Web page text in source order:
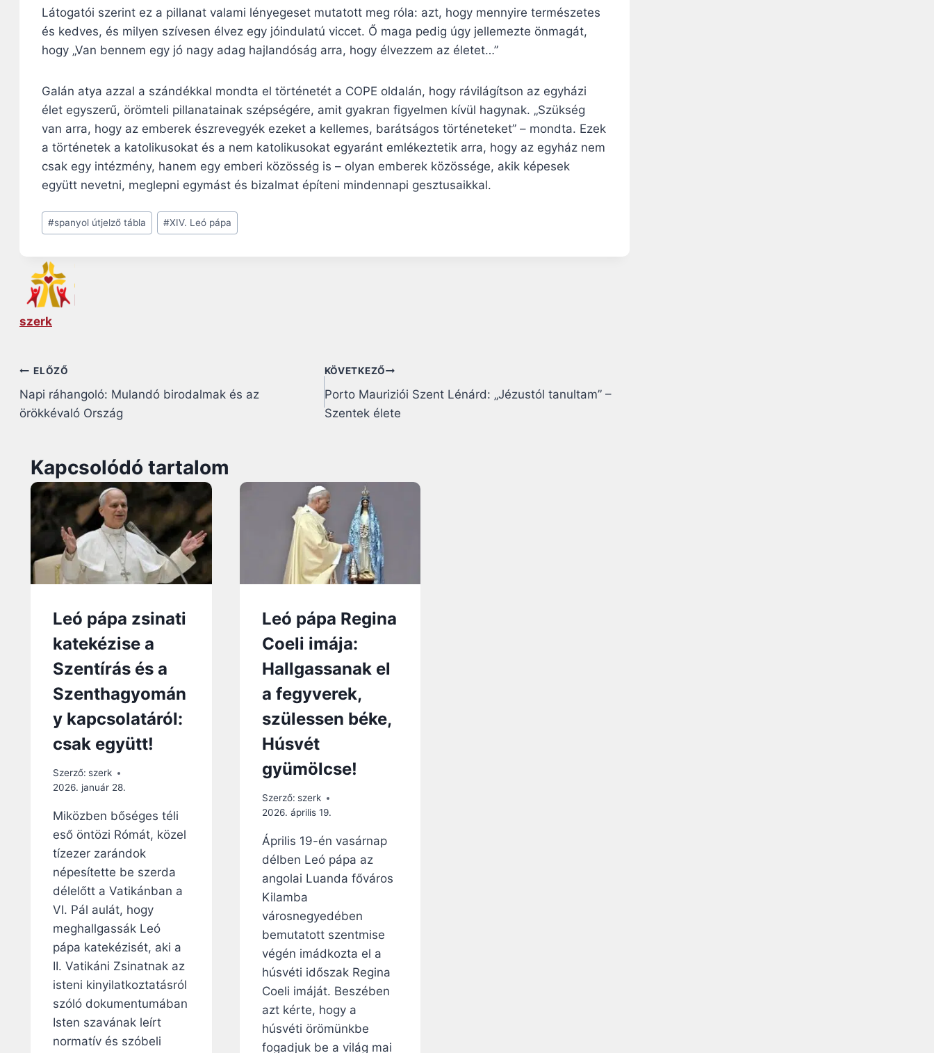
Látogatói szerint ez a pillanat valami lényegeset mutatott meg róla: azt, hogy mennyire természetes
és kedves, és milyen szívesen élvez egy jóindulatú viccet. Ő maga pedig úgy jellemezte önmagát,
hogy „Van bennem egy jó nagy adag hajlandóság arra, hogy élvezzem az életet…”
Galán atya azzal a szándékkal mondta el történetét a COPE oldalán, hogy rávilágítson az egyházi
élet egyszerű, örömteli pillanatainak szépségére, amit gyakran figyelmen kívül hagynak. „Szükség
van arra, hogy az emberek észrevegyék ezeket a kellemes, barátságos történeteket” – mondta. Ezek
a történetek a katolikusokat és a nem katolikusokat egyaránt emlékeztetik arra, hogy az egyház nem
csak egy intézmény, hanem egy emberi közösség is – olyan emberek közössége, akik képesek
együtt nevetni, meglepni egymást és bizalmat építeni mindennapi gesztusaikkal.
Post
Tags:
#spanyol útjelző tábla #XIV. Leó pápa
szerk
Bejegyzés
navigáció
ELŐZŐ
Napi ráhangoló: Mulandó birodalmak és az
örökkévaló Ország
KÖVETKEZŐ
Porto Mauriziói Szent Lénárd: „Jézustól tanultam” –
Szentek élete
Kapcsolódó tartalom
Leó pápa zsinati
katekézise a
Szentírás és a
Szenthagyomán
y kapcsolatáról:
csak együtt!
Szerző: szerk
2026. január 28.
Miközben bőséges téli
eső öntözi Rómát, közel
tízezer zarándok
népesítette be szerda
délelőtt a Vatikánban a
VI. Pál aulát, hogy
meghallgassák Leó
pápa katekézisét, aki a
II. Vatikáni Zsinatnak az
isteni kinyilatkoztatásról
szóló dokumentumában
Isten szavának leírt
normatív és szóbeli
Leó pápa Regina
Coeli imája:
Hallgassanak el
a fegyverek,
szülessen béke,
Húsvét
gyümölcse!
Szerző: szerk
2026. április 19.
Április 19-én vasárnap
délben Leó pápa az
angolai Luanda főváros
Kilamba
városnegyedében
bemutatott szentmise
végén imádkozta el a
húsvéti időszak Regina
Coeli imáját. Beszében
azt kérte, hogy a
húsvéti örömünkbe
fogadjuk be a világ mai